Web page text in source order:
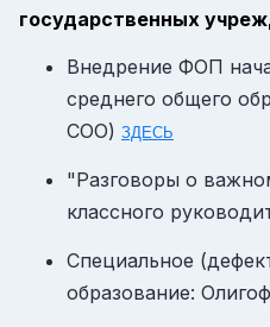
государственных
Внедрение ФОП
среднего общего
СОО) ЗДЕСЬ
"Разговоры о
классного
Специальное
образование: